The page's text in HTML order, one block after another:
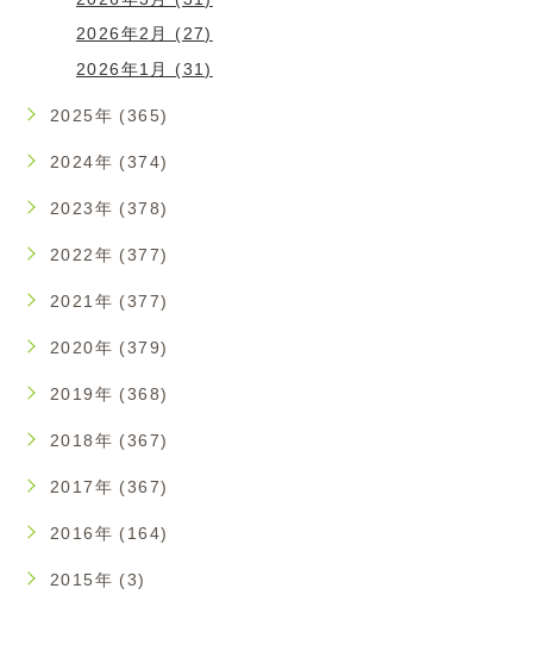
2026年2月 (27)
2026年1月 (31)
2025年 (365)
2024年 (374)
2023年 (378)
2022年 (377)
2021年 (377)
2020年 (379)
2019年 (368)
2018年 (367)
2017年 (367)
2016年 (164)
2015年 (3)